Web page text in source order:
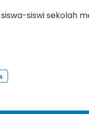
siswi sekolah